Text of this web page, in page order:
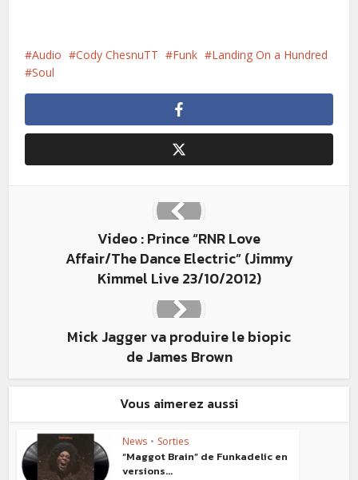
Audio Cody ChesnuTT Funk
Landing On a Hundred
Soul
Video : Prince “RNR Love
Affair/The Dance Electric” (Jimmy
Kimmel Live 23/10/2012)
Mick Jagger va produire le biopic
de James Brown
Vous aimerez aussi
News • Sorties
“Maggot Brain” de Funkadelic en
versions...